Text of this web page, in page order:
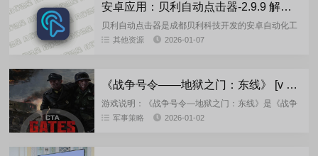
安卓应用：贝利自动点击器-2.9.9 解锁会员版
贝利自动点击器是成都贝利科技开发的安卓自动化工
具，帮你一键完成重复点击任务，比如抢红包、自动
其他资源 2026-01-07
《战争号令——地狱之门：东线》 [v 1.057.0 + DLCs]_drake 重制完整版
游戏说明：《战争号令—地狱之门：东线》是《战争
号令》的DLC，聚焦二战东线战场，提供写实即时战
军事策略 2026-01-02